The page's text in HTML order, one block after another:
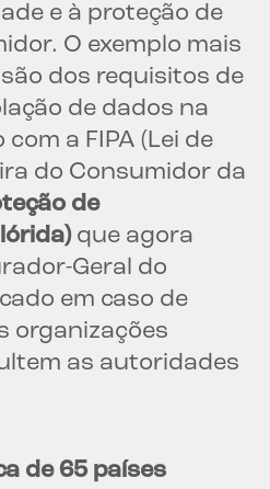
e à proteção de
O exemplo mais
dos requisitos de
de dados na
a FIPA (Lei de
do Consumidor da
de
que agora
Geral do
em caso de
organizações
as autoridades
de 65 países